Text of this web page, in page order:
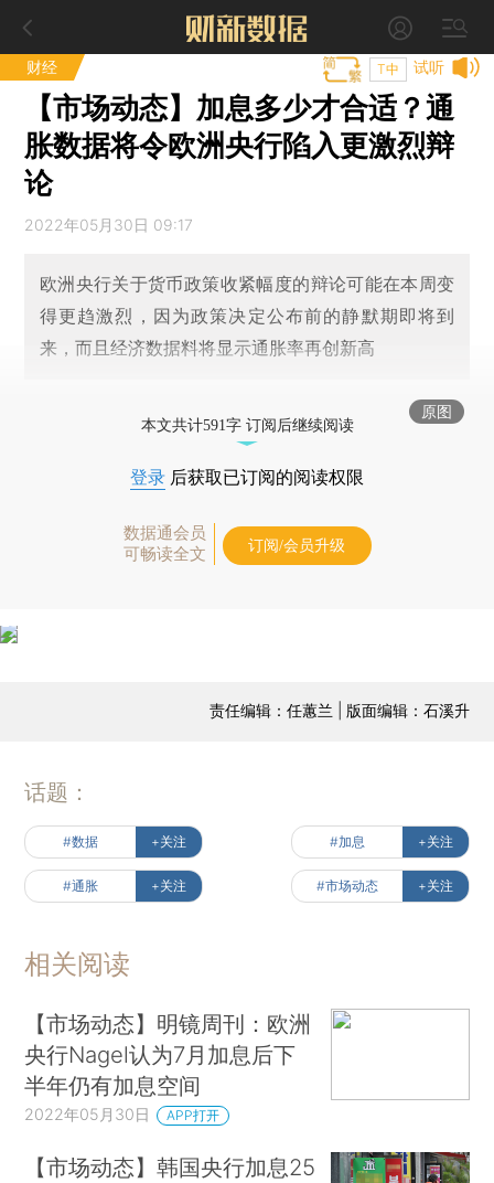
财经 试听
T中
【市场动态】加息多少才合适？通
胀数据将令欧洲央行陷入更激烈辩
论
2022年05月30日 09:17
欧洲央行关于货币政策收紧幅度的辩论可能在本周变
得更趋激烈，因为政策决定公布前的静默期即将到
来，而且经济数据料将显示通胀率再创新高
原图
本文共计591字 订阅后继续阅读
登录 后获取已订阅的阅读权限
数据通会员
可畅读全文
订阅/会员升级
责任编辑：任蕙兰 | 版面编辑：石溪升
话题：
#数据 +关注 #加息 +关注
#通胀 +关注 #市场动态 +关注
相关阅读
【市场动态】明镜周刊：欧洲
央行Nagel认为7月加息后下
半年仍有加息空间
2022年05月30日 APP打开
【市场动态】韩国央行加息25